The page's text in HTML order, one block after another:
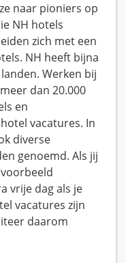
naar pioniers op
NH hotels
zich met een
NH heeft bijna
Werken bij
dan 20.000
en
vacatures. In
diverse
genoemd. Als jij
vrije dag als je
vacatures zijn
daarom